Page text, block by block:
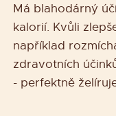
Má blahodárný
kalorií. Kvůli
například
zdravotních
- perfektně